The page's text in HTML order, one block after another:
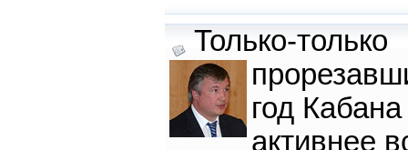
Только-только
год Кабана
активнее